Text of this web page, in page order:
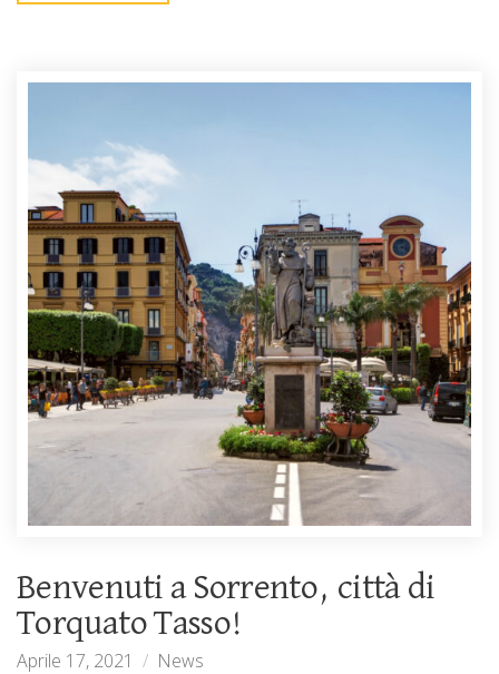
Benvenuti a Sorrento, città di
Torquato Tasso!
Aprile 17, 2021 News